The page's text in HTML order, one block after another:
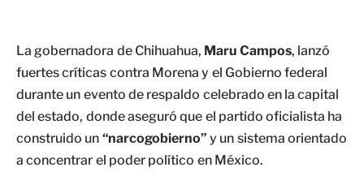
La gobernadora de Chihuahua, Maru Campos, lanzó
fuertes críticas contra Morena y el Gobierno federal
durante un evento de respaldo celebrado en la capital
del estado, donde aseguró que el partido oficialista ha
construido un “narcogobierno” y un sistema orientado
a concentrar el poder político en México.